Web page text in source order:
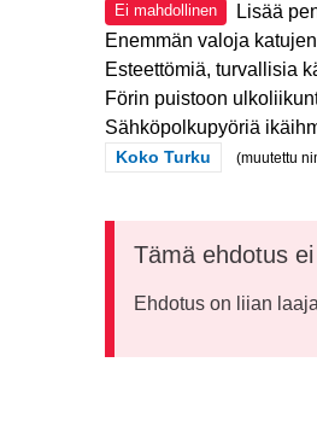
Ei mahdollinen
Lisää
Enemmän valoja
Esteettömiä, turvallisia
Förin puistoon
Sähköpolkupyöriä
Rajaa tulokset teeman
Koko Turku (muutettu
Tämä ehdotus
Ehdotus on liian